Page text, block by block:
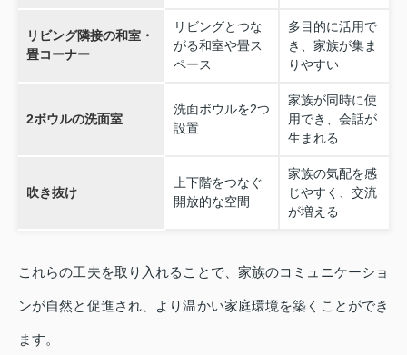
リビング隣接の和室・
畳コーナー
リビングとつな
がる和室や畳ス
ペース
多目的に活用で
き、家族が集ま
りやすい
2ボウルの洗面室
洗面ボウルを2つ
設置
家族が同時に使
用でき、会話が
生まれる
吹き抜け
上下階をつなぐ
開放的な空間
家族の気配を感
じやすく、交流
が増える
これらの工夫を取り入れることで、家族のコミュニケーショ
ンが自然と促進され、より温かい家庭環境を築くことができ
ます。